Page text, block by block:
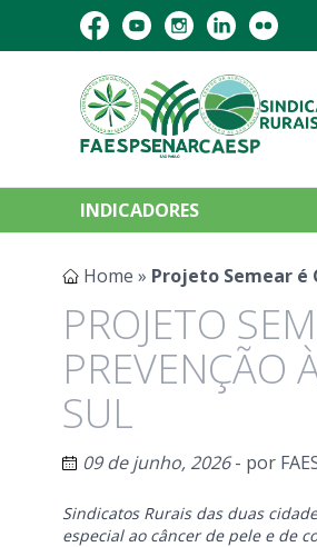
INDICADORES
Home » Projeto Semear é
PROJETO
PREVENÇÃO
SUL
09 de junho, 2026- por
Sindicatos Rurais das duas
especial ao câncer de pele e de